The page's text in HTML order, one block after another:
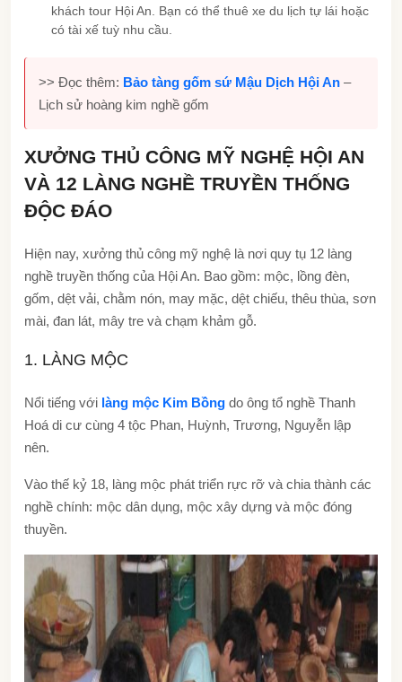
khách tour Hội An. Bạn có thể thuê xe du lịch tự lái hoặc
có tài xế tuỳ nhu cầu.
>> Đọc thêm: Bảo tàng gốm sứ Mậu Dịch Hội An –
Lịch sử hoàng kim nghề gốm
XƯỞNG THỦ CÔNG MỸ NGHỆ HỘI AN
VÀ 12 LÀNG NGHỀ TRUYỀN THỐNG
ĐỘC ĐÁO
Hiện nay, xưởng thủ công mỹ nghệ là nơi quy tụ 12 làng
nghề truyền thống của Hội An. Bao gồm: mộc, lồng đèn,
gốm, dệt vải, chằm nón, may mặc, dệt chiếu, thêu thùa, sơn
mài, đan lát, mây tre và chạm khảm gỗ.
1. LÀNG MỘC
Nổi tiếng với làng mộc Kim Bồng do ông tổ nghề Thanh
Hoá di cư cùng 4 tộc Phan, Huỳnh, Trương, Nguyễn lập
nên.
Vào thế kỷ 18, làng mộc phát triển rực rỡ và chia thành các
nghề chính: mộc dân dụng, mộc xây dựng và mộc đóng
thuyền.